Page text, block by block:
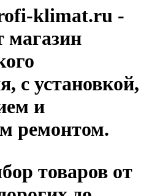
klimat.ru -
магазин
с установкой,
и
ремонтом.
товаров от